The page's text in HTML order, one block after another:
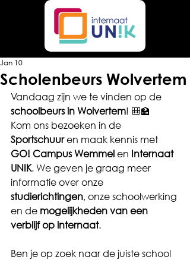
Scholenbeurs Wolvertem
Jan 10
Vandaag zijn we te vinden op de
schoolbeurs in Wolvertem! 🎒🏫
Kom ons bezoeken in de
Sportschuur en maak kennis met
GO! Campus Wemmel en Internaat
UNIK. We geven je graag meer
informatie over onze
studierichtingen, onze schoolwerking
en de mogelijkheden van een
verblijf op internaat.
Ben je op zoek naar de juiste school